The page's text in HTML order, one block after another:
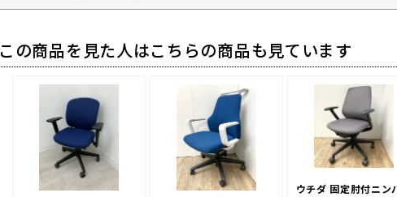
この商品を見た人はこちらの商品も見ています
ウチダ 固定肘付ニン